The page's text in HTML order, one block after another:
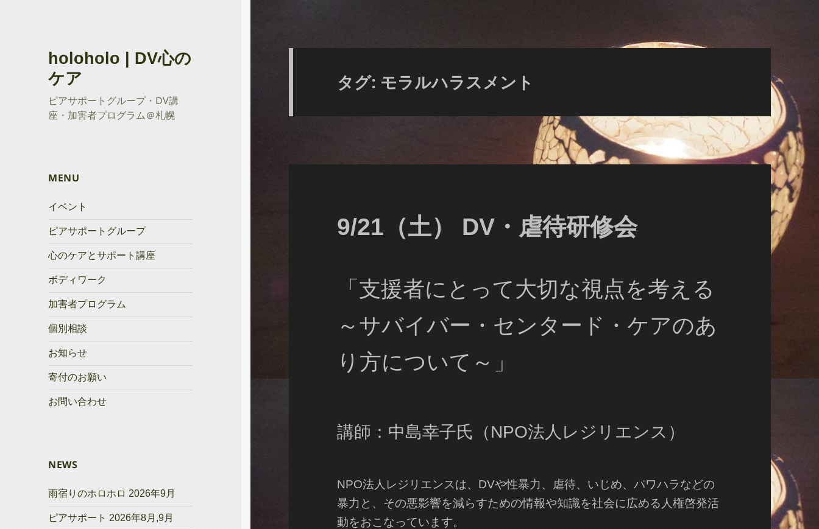
holoholo | DV心の
ケア
ピアサポートグループ・DV講
座・加害者プログラム＠札幌
MENU
イベント
ピアサポートグループ
心のケアとサポート講座
ボディワーク
加害者プログラム
個別相談
お知らせ
寄付のお願い
お問い合わせ
NEWS
雨宿りのホロホロ 2026年9月
ピアサポート 2026年8月,9月
タグ: モラルハラスメント
9/21（土） DV・虐待研修会
「支援者にとって大切な視点を考える
～サバイバー・センタード・ケアのあ
り方について～」
講師：中島幸子氏（NPO法人レジリエンス）
NPO法人レジリエンスは、DVや性暴力、虐待、いじめ、パワハラなどの
暴力と、その悪影響を減らすための情報や知識を社会に広める人権啓発活
動をおこなっています。